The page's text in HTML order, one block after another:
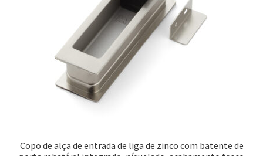
Copo de alça de entrada de liga de zinco com batente de